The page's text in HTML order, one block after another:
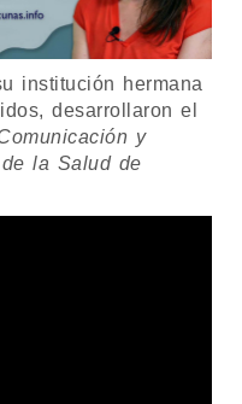
institución hermana
desarrollaron el
y
la Salud de